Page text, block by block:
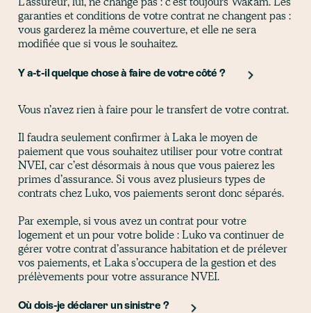
garanties et conditions de votre contrat ne changent pas :
vous garderez la même couverture, et elle ne sera
modifiée que si vous le souhaitez.
Y a-t-il quelque chose à faire de votre côté ?
Vous n’avez rien à faire pour le transfert de votre contrat.
​Il faudra seulement confirmer à Laka le moyen de
paiement que vous souhaitez utiliser pour votre contrat
NVEI, car c’est désormais à nous que vous paierez les
primes d’assurance. Si vous avez plusieurs types de
contrats chez Luko, vos paiements seront donc séparés.
Par exemple, si vous avez un contrat pour votre
logement et un pour votre bolide : Luko va continuer de
gérer votre contrat d’assurance habitation et de prélever
vos paiements, et Laka s’occupera de la gestion et des
prélèvements pour votre assurance NVEI.
Où dois-je déclarer un sinistre ?